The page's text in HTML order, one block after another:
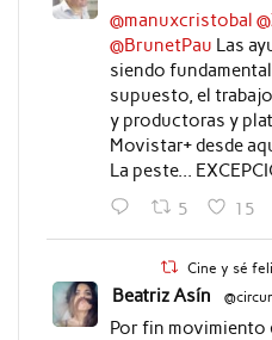
@manuxcristobal
@BrunetPau Las
siendo
supuesto, el
y productoras y
Movistar+ desde
La peste...
5 15
Cine y sé
Beatriz Asín
Por fin movimiento